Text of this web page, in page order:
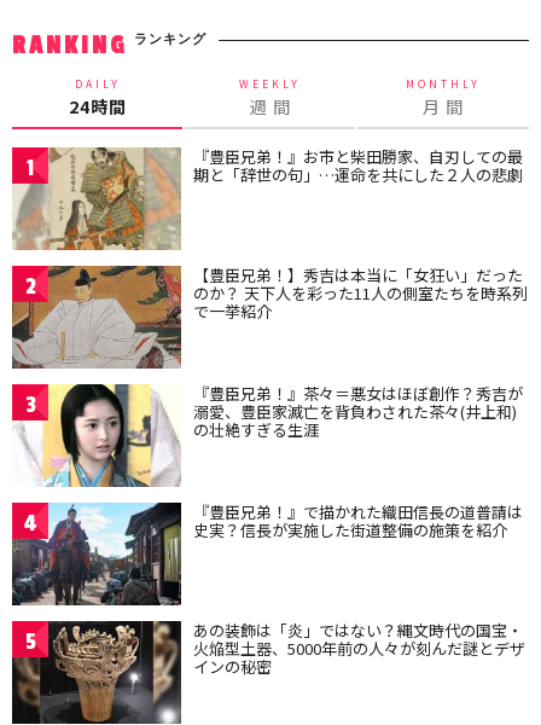
RANKING ランキング
DAILY
24時間
WEEKLY
週 間
MONTHLY
月 間
1 『豊臣兄弟！』お市と柴田勝家、自刃しての最
期と「辞世の句」…運命を共にした２人の悲劇
2 【豊臣兄弟！】秀吉は本当に「女狂い」だった
のか？ 天下人を彩った11人の側室たちを時系列
で一挙紹介
3 『豊臣兄弟！』茶々＝悪女はほぼ創作？秀吉が
溺愛、豊臣家滅亡を背負わされた茶々(井上和)
の壮絶すぎる生涯
4 『豊臣兄弟！』で描かれた織田信長の道普請は
史実？信長が実施した街道整備の施策を紹介
5 あの装飾は「炎」ではない？縄文時代の国宝・
火焔型土器、5000年前の人々が刻んだ謎とデザ
インの秘密